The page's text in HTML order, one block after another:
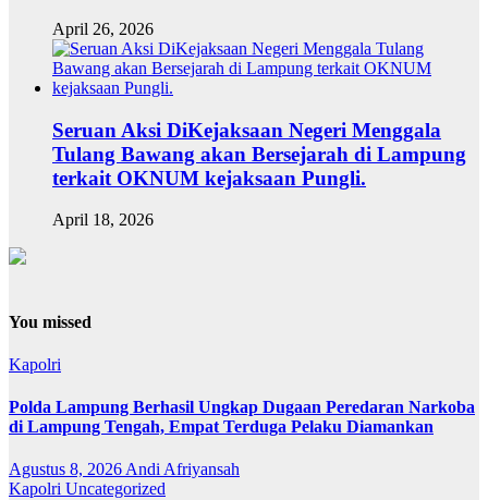
April 26, 2026
Seruan Aksi DiKejaksaan Negeri Menggala
Tulang Bawang akan Bersejarah di Lampung
terkait OKNUM kejaksaan Pungli.
April 18, 2026
You missed
Kapolri
Polda Lampung Berhasil Ungkap Dugaan Peredaran Narkoba
di Lampung Tengah, Empat Terduga Pelaku Diamankan
Agustus 8, 2026Andi Afriyansah
Kapolri Uncategorized